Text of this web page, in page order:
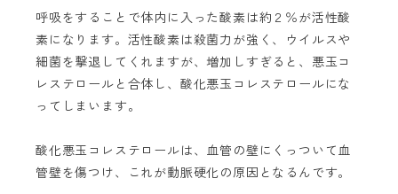
呼吸をすることで体内に入った酸素は約２％が活性酸
素になります。活性酸素は殺菌力が強く、ウイルスや
細菌を撃退してくれますが、増加しすぎると、悪玉コ
レステロールと合体し、酸化悪玉コレステロールにな
ってしまいます。
酸化悪玉コレステロールは、血管の壁にくっついて血
管壁を傷つけ、これが動脈硬化の原因となるんです。